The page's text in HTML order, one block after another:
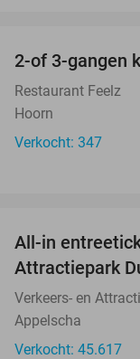
2-of 3-gangen
Restaurant Feelz
Hoorn
Verkocht: 347
All-in
Attractiepark
Verkeers- en
Appelscha
Verkocht: 45.617